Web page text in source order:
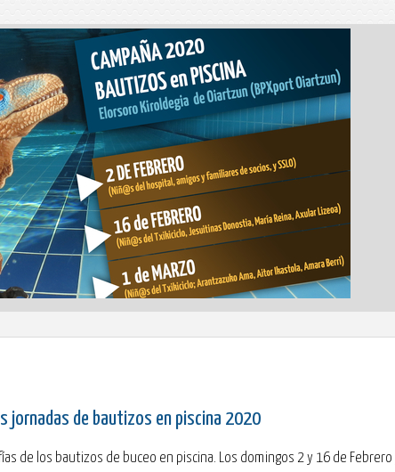
jornadas de bautizos en piscina 2020
de los bautizos de buceo en piscina. Los domingos 2 y 16 de Febrero